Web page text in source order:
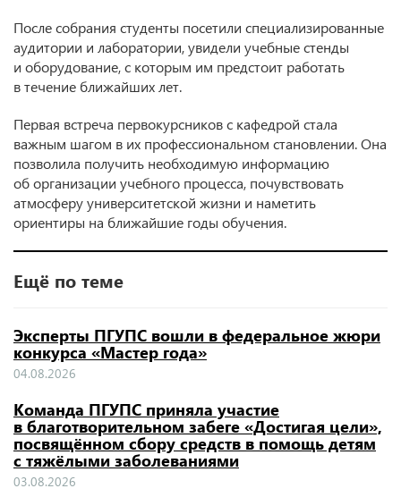
После собрания студенты посетили специализированные
аудитории и лаборатории, увидели учебные стенды
и оборудование, с которым им предстоит работать
в течение ближайших лет.
Первая встреча первокурсников с кафедрой стала
важным шагом в их профессиональном становлении. Она
позволила получить необходимую информацию
об организации учебного процесса, почувствовать
атмосферу университетской жизни и наметить
ориентиры на ближайшие годы обучения.
Ещё по теме
Эксперты ПГУПС вошли в федеральное жюри
конкурса «Мастер года»
04.08.2026
Команда ПГУПС приняла участие
в благотворительном забеге «Достигая цели»,
посвящённом сбору средств в помощь детям
с тяжёлыми заболеваниями
03.08.2026